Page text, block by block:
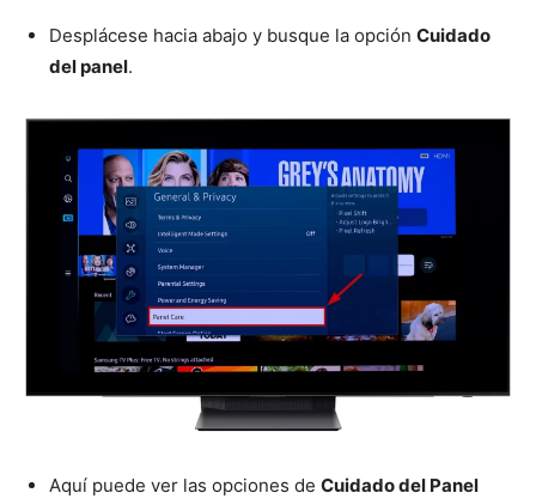
Desplácese hacia abajo y busque la opción Cuidado
del panel.
Aquí puede ver las opciones de Cuidado del Panel